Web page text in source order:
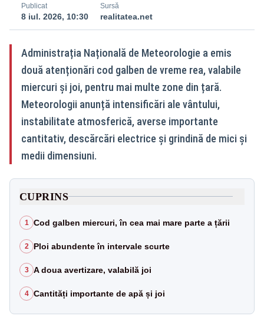
Publicat
8 iul. 2026, 10:30
Sursă
realitatea.net
Administrația Națională de Meteorologie a emis
două atenționări cod galben de vreme rea, valabile
miercuri și joi, pentru mai multe zone din țară.
Meteorologii anunță intensificări ale vântului,
instabilitate atmosferică, averse importante
cantitativ, descărcări electrice și grindină de mici și
medii dimensiuni.
CUPRINS
1 Cod galben miercuri, în cea mai mare parte a țării
2 Ploi abundente în intervale scurte
3 A doua avertizare, valabilă joi
4 Cantități importante de apă și joi